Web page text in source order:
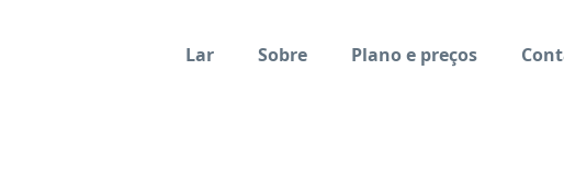
Lar
Sobre Plano e preços